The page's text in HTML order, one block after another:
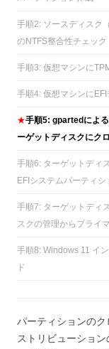
手順2: ソースディスク
のNTFS整合性チェック
手順3: 仮想マシンに
手順4: 仮想マシンに
★手順5: gpartedによ
ーゲットディスクにク
手順6: ターゲットディ
EFIシステムパーティ
手順7: ターゲットディ
スクの管理からプライ
手順8: Windows 11 イ
ド
パーティションのク
ストリビューショ